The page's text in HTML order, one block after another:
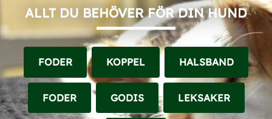
ALLT DU BEHÖVER FÖR DIN HUND
FODER KOPPEL HALSBAND
FODER GODIS LEKSAKER